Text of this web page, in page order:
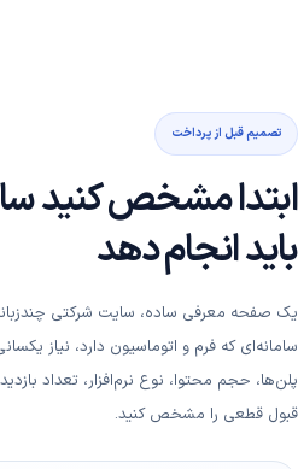
تصمیم قبل از پرداخت
ابتدا مشخص کنید
باید انجام دهد
یک صفحه معرفی ساده، سایت شرکتی
سامانه‌ای که فرم و اتوماسیون دارد، نیاز
پلن‌ها، حجم محتوا، نوع نرم‌افزار، تعداد
قبول قطعی را مشخص کنید.